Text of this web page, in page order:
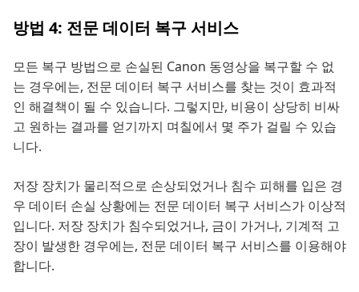
방법 4: 전문 데이터 복구 서비스
모든 복구 방법으로 손실된 Canon 동영상을 복구할 수 없
는 경우에는, 전문 데이터 복구 서비스를 찾는 것이 효과적
인 해결책이 될 수 있습니다. 그렇지만, 비용이 상당히 비싸
고 원하는 결과를 얻기까지 며칠에서 몇 주가 걸릴 수 있습
니다.
저장 장치가 물리적으로 손상되었거나 침수 피해를 입은 경
우 데이터 손실 상황에는 전문 데이터 복구 서비스가 이상적
입니다. 저장 장치가 침수되었거나, 금이 가거나, 기계적 고
장이 발생한 경우에는, 전문 데이터 복구 서비스를 이용해야
합니다.